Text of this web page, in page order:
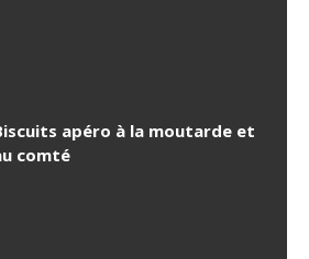
apéro à la moutarde et
comté